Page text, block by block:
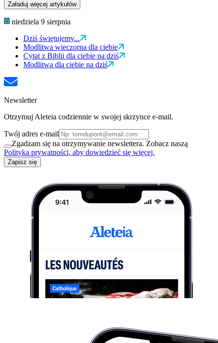
Załaduj więcej artykułów
niedziela 9 sierpnia
Dziś świętujemy...
Modlitwa wieczorna dla ciebie
Cytat z Biblii dla ciebie na dziś
Modlitwa dla ciebie na dziś
Newsletter
Otrzymuj Aleteia codziennie w swojej skrzynce e-mail.
Twój adres e-mail
Zgadzam się na otrzymywanie newslettera. Zobacz naszą
Polityka prywatności, aby dowiedzieć się więcej.
Zapisz się